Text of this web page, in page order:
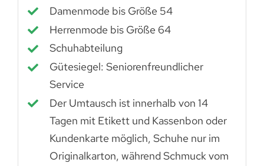
Damenmode bis Größe 54
Herrenmode bis Größe 64
Schuhabteilung
Gütesiegel: Seniorenfreundlicher
Service
Der Umtausch ist innerhalb von 14
Tagen mit Etikett und Kassenbon oder
Kundenkarte möglich, Schuhe nur im
Originalkarton, während Schmuck vom